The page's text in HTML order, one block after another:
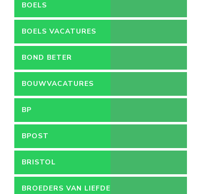
BOELS
BOELS VACATURES
BOND BETER
LEEFMILIEU
BOUWVACATURES
BP
BPOST
BRISTOL
BROEDERS VAN LIEFDE